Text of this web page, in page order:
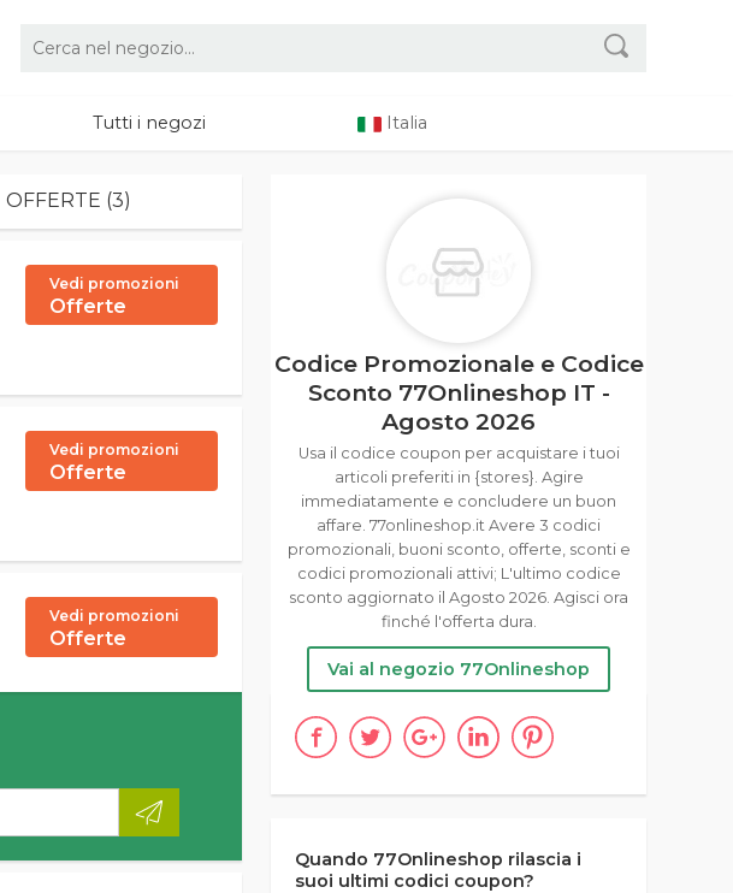
Tutti i negozi Italia
OFFERTE (3)
Vedi promozioni
Offerte
Vedi promozioni
Offerte
Vedi promozioni
Offerte
Codice Promozionale e Codice
Sconto 77Onlineshop IT -
Agosto 2026
Usa il codice coupon per acquistare i tuoi
articoli preferiti in {stores}. Agire
immediatamente e concludere un buon
affare. 77onlineshop.it Avere 3 codici
promozionali, buoni sconto, offerte, sconti e
codici promozionali attivi; L'ultimo codice
sconto aggiornato il Agosto 2026. Agisci ora
finché l'offerta dura.
Vai al negozio 77Onlineshop
Quando 77Onlineshop rilascia i
suoi ultimi codici coupon?